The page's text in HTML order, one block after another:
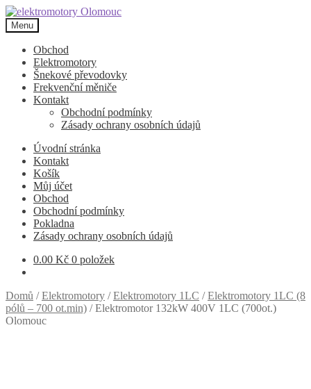
Přeskočit
na
navigaci
Přejít
k
obsahu
webu
Menu
Obchod
Elektromotory
Šnekové převodovky
Frekvenční měniče
Kontakt
Obchodní podmínky
Zásady ochrany osobních údajů
Úvodní stránka
Kontakt
Košík
Můj účet
Obchod
Obchodní podmínky
Pokladna
Zásady ochrany osobních údajů
0.00 Kč 0 položek
Domů /Elektromotory /Elektromotory 1LC /Elektromotory 1LC (8
pólů – 700 ot.min) /Elektromotor 132kW 400V 1LC (700ot.)
Olomouc